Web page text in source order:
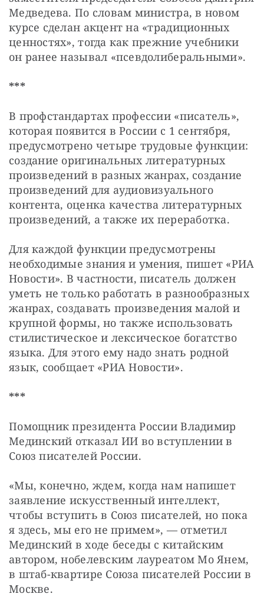
Медведева. По словам министра, в новом
курсе сделан акцент на «традиционных
ценностях», тогда как прежние учебники
он ранее называл «псевдолиберальными».
***
В профстандартах профессии «писатель»,
которая появится в России с 1 сентября,
предусмотрено четыре трудовые функции:
создание оригинальных литературных
произведений в разных жанрах, создание
произведений для аудиовизуального
контента, оценка качества литературных
произведений, а также их переработка.
Для каждой функции предусмотрены
необходимые знания и умения, пишет «РИА
Новости». В частности, писатель должен
уметь не только работать в разнообразных
жанрах, создавать произведения малой и
крупной формы, но также использовать
стилистическое и лексическое богатство
языка. Для этого ему надо знать родной
язык, сообщает «РИА Новости».
***
Помощник президента России Владимир
Мединский отказал ИИ во вступлении в
Союз писателей России.
«Мы, конечно, ждем, когда нам напишет
заявление искусственный интеллект,
чтобы вступить в Союз писателей, но пока
я здесь, мы его не примем», — отметил
Мединский в ходе беседы с китайским
автором, нобелевским лауреатом Мо Янем,
в штаб-квартире Союза писателей России в
Москве.